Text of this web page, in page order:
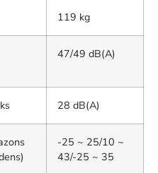
119 kg
47/49 dB(A)
28 dB(A)
-25 ~ 25/10 ~
43/-25 ~ 35